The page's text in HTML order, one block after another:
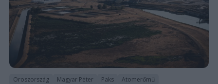
Oroszország Magyar Péter Paks Atomerőmű